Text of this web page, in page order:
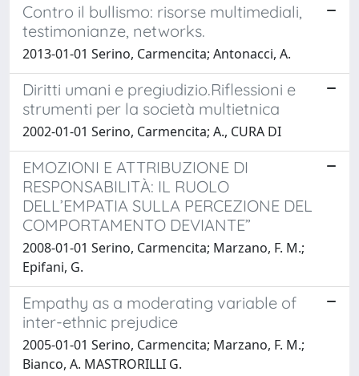
Contro il bullismo: risorse multimediali,
testimonianze, networks.
2013-01-01 Serino, Carmencita; Antonacci, A.
Diritti umani e pregiudizio.Riflessioni e
strumenti per la società multietnica
2002-01-01 Serino, Carmencita; A., CURA DI
EMOZIONI E ATTRIBUZIONE DI
RESPONSABILITÀ: IL RUOLO
DELL’EMPATIA SULLA PERCEZIONE DEL
COMPORTAMENTO DEVIANTE”
2008-01-01 Serino, Carmencita; Marzano, F. M.;
Epifani, G.
Empathy as a moderating variable of
inter-ethnic prejudice
2005-01-01 Serino, Carmencita; Marzano, F. M.;
Bianco, A. MASTRORILLI G.